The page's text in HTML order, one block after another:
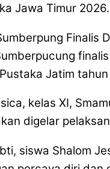
Jawa Timur 2026.
Jatim tahun
kelas XI,
digelar
siswa Shalom